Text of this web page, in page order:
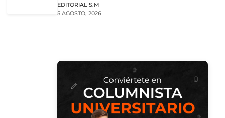
EDITORIAL S.M
5 AGOSTO, 2026